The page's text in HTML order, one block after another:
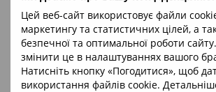
Цей веб-сайт використовує файли
маркетингу та статистичних цілей, а
безпечної та оптимальної роботи
змінити це в налаштуваннях вашого
Натисніть кнопку «Погодитися», щоб
використання файлів cookie.
Мінерал: морганіт(берил)
Хімічна формула: Be3Al2 (Si6O18)
Місце знахідки:Бразилія
Підставка:плексіглас 25*25*6мм